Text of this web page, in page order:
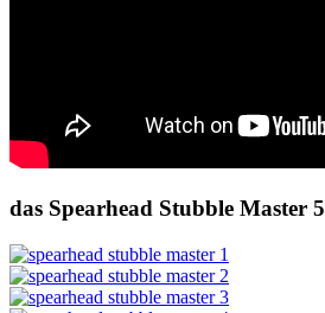
das Spearhead Stubble Master